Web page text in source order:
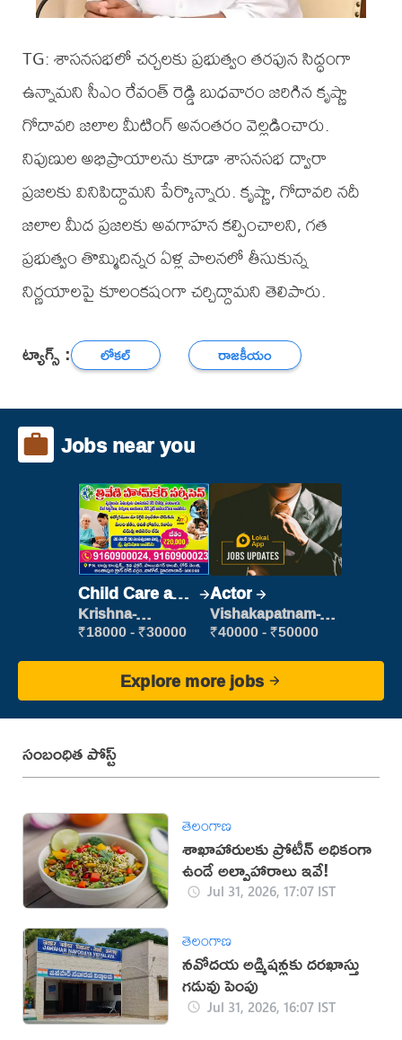
TG: శాసనసభలో చర్చలకు ప్రభుత్వం తరఫున సిద్ధంగా
ఉన్నామని సీఎం రేవంత్ రెడ్డి బుధవారం జరిగిన కృష్ణా
గోదావరి జలాల మీటింగ్ అనంతరం వెల్లడించారు.
నిపుణుల అభిప్రాయాలను కూడా శాసనసభ ద్వారా
ప్రజలకు వినిపిద్దామని పేర్కొన్నారు. కృష్ణా, గోదావరి నదీ
జలాల మీద ప్రజలకు అవగాహన కల్పించాలని, గత
ప్రభుత్వం తొమ్మిదిన్నర ఏళ్ల పాలనలో తీసుకున్న
నిర్ణయాలపై కూలంకషంగా చర్చిద్దామని తెలిపారు.
ట్యాగ్స్ : లోకల్ రాజకీయం
Jobs near you
Child Care and
Patient care
Krishna-
vijayawada
₹18000 - ₹30000
Actor
Vishakapatnam-
new
₹40000 - ₹50000
Explore more jobs
సంబంధిత పోస్ట్
తెలంగాణ
శాఖాహారులకు ప్రోటీన్ అధికంగా
ఉండే అల్పాహారాలు ఇవే!
Jul 31, 2026, 17:07 IST
తెలంగాణ
నవోదయ అడ్మిషన్లకు దరఖాస్తు
గడువు పెంపు
Jul 31, 2026, 16:07 IST